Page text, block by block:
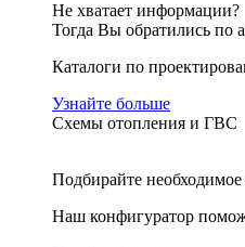
Не хватает информации?
Тогда Вы обратились по
Каталоги по
Узнайте больше
Схемы отопления и ГВС
Подбирайте необходимое
Наш конфигуратор